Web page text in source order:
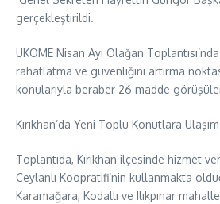
gerçekleştirildi.
UKOME Nisan Ayı Olağan
rahatlatma ve güvenliğini artırma
konularıyla beraber 26 madde
Kırıkhan’da Yeni Toplu Konutlara
Toplantıda, Kırıkhan ilçesinde hizmet
Ceylanlı Koopratifi’nin kullanmakta
Karamağara, Kodallı ve Ilıkpınar